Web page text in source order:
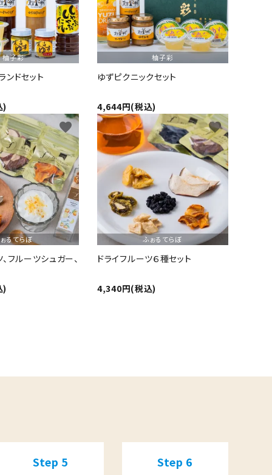
柚子彩
ンドセット
)
柚子彩
ゆずピクニックセット
4,644円(税込)
るてらぼ
フルーツシュガー、
)
favorite
ふぉるてらぼ
ドライフルーツ６種セット
4,340円(税込)
favorite
Step 5 Step 6